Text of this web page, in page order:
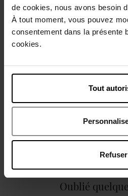
de cookies, nous avons besoin
À tout moment, vous pouvez
consentement dans la présente
cookies.
Tout
Refuser
Description
Caractéristiques
Avis client Politique
Oublié